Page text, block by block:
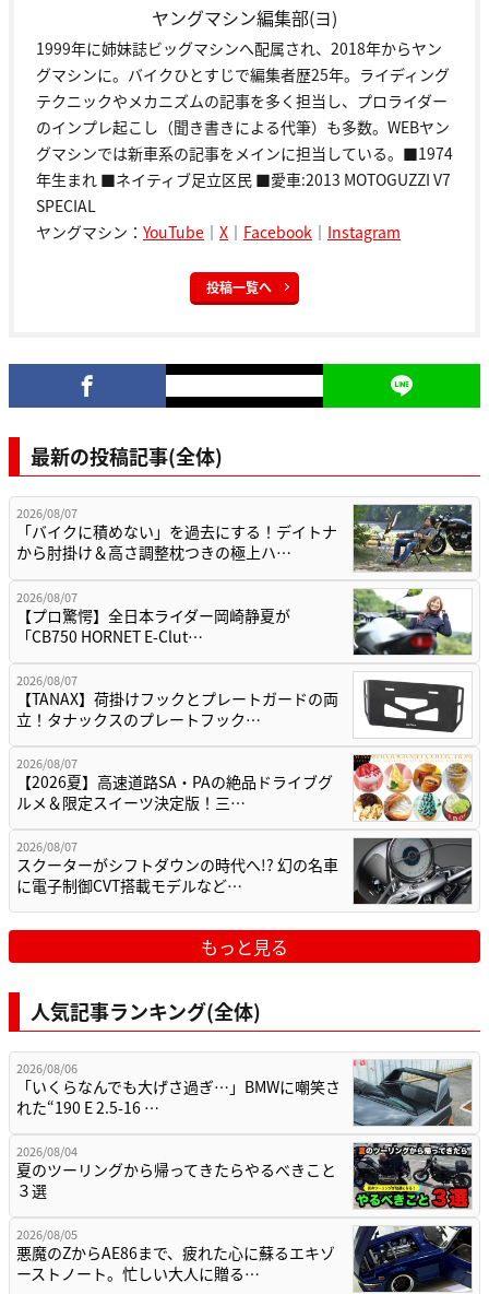
ヤングマシン編集部(ヨ)
1999年に姉妹誌ビッグマシンへ配属され、2018年からヤン
グマシンに。バイクひとすじで編集者歴25年。ライディング
テクニックやメカニズムの記事を多く担当し、プロライダー
のインプレ起こし（聞き書きによる代筆）も多数。WEBヤン
グマシンでは新車系の記事をメインに担当している。■1974
年生まれ ■ネイティブ足立区民 ■愛車:2013 MOTOGUZZI V7
SPECIAL
ヤングマシン： YouTube ｜ X ｜ Facebook ｜ Instagram
投稿一覧へ
最新の投稿記事(全体)
2026/08/07
「バイクに積めない」を過去にする！デイトナ
から肘掛け＆高さ調整枕つきの極上ハ…
2026/08/07
【プロ驚愕】全日本ライダー岡崎静夏が
「CB750 HORNET E-Clut…
2026/08/07
【TANAX】荷掛けフックとプレートガードの両
立！タナックスのプレートフック…
2026/08/07
【2026夏】高速道路SA・PAの絶品ドライブグ
ルメ＆限定スイーツ決定版！三…
2026/08/07
スクーターがシフトダウンの時代へ!? 幻の名車
に電子制御CVT搭載モデルなど…
もっと見る
人気記事ランキング(全体)
2026/08/06
「いくらなんでも大げさ過ぎ…」BMWに嘲笑さ
れた“190 E 2.5-16 …
2026/08/04
夏のツーリングから帰ってきたらやるべきこと
３選
2026/08/05
悪魔のZからAE86まで、疲れた心に蘇るエキゾ
ーストノート。忙しい大人に贈る…